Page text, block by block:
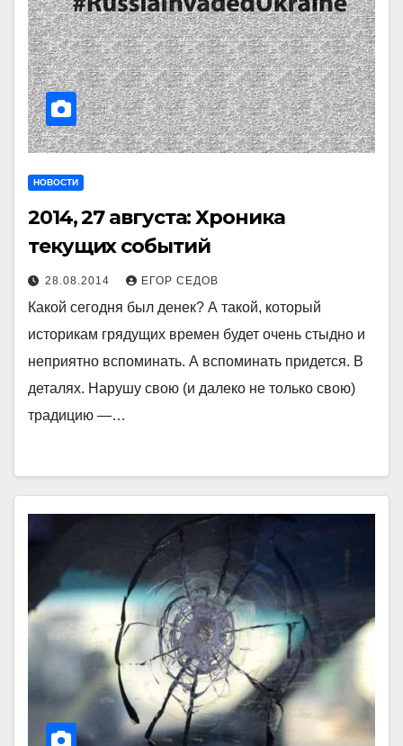
НОВОСТИ
2014, 27 августа: Хроника
текущих событий
28.08.2014 ЕГОР СЕДОВ
Какой сегодня был денек? А такой, который
историкам грядущих времен будет очень стыдно и
неприятно вспоминать. А вспоминать придется. В
деталях. Нарушу свою (и далеко не только свою)
традицию —…